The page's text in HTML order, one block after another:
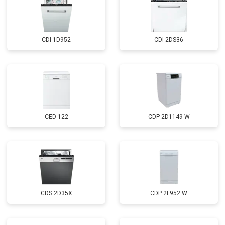
Замена нижнего уплотнителя
Замена заливного шланга с
системой Аквастоп
от 1100 ₽ Заказать
Диагностика бесплатно Заказать
CDI 1D952 CDI 2DS36
CED 122 CDP 2D1149 W
CDS 2D35X CDP 2L952 W